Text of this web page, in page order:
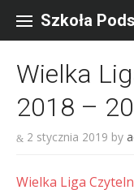
content
Szkoła
Wielka
2018 –
2 stycznia 2019 by
Wielka Liga